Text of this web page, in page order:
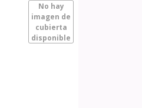
No hay
imagen de
cubierta
disponible